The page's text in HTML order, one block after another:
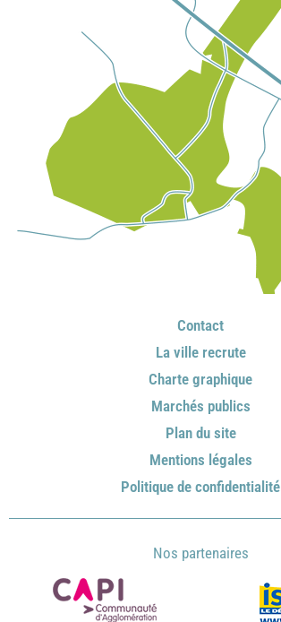
Contact
La ville recrute
Charte graphique
Marchés publics
Plan du site
Mentions légales
Politique de confidentialité
Nos partenaires